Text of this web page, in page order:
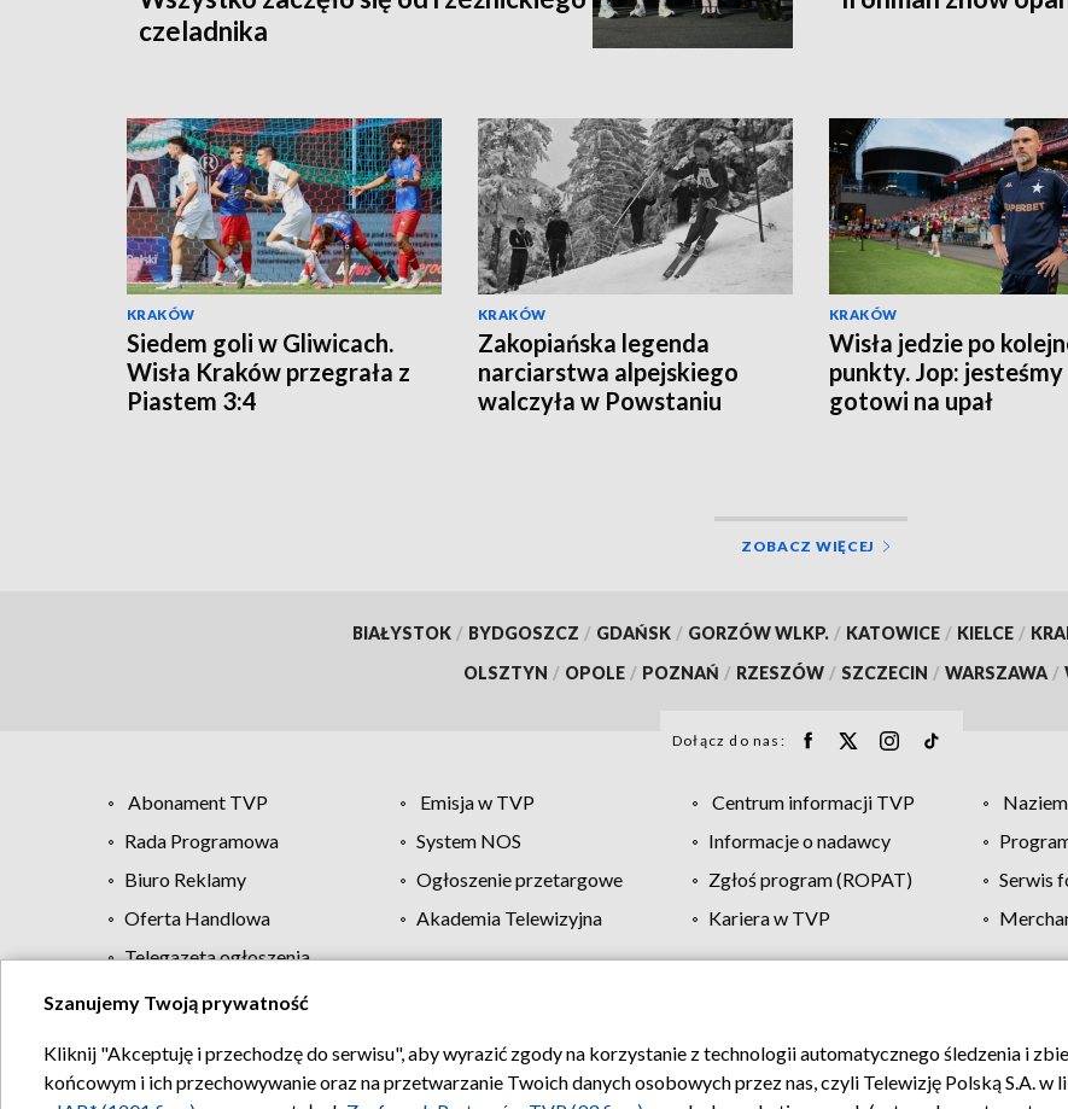
czeladnika
KRAKÓW
Siedem goli w Gliwicach.
Wisła Kraków przegrała z
Piastem 3:4
KRAKÓW
Zakopiańska legenda
narciarstwa alpejskiego
walczyła w Powstaniu
KRAKÓW
Wisła jedzie po
punkty. Jop: jesteśmy
gotowi na upał
ZOBACZ WIĘCEJ
BIAŁYSTOK / BYDGOSZCZ / GDAŃSK / GORZÓW WLKP. / KATOWICE / KIELCE /
OLSZTYN / OPOLE / POZNAŃ / RZESZÓW / SZCZECIN / WARSZAWA /
Dołącz do nas:
Abonament TVP Emisja w TVP Centrum informacji TVP
Rada Programowa
System NOS Informacje o nadawcy
Biuro Reklamy
Ogłoszenie przetargowe Zgłoś program (ROPAT)
Serwis
Oferta Handlowa
Akademia Telewizyjna Kariera w TVP
Telegazeta ogłoszenia
Regulamin TVP Polityka prywatności Moje zgody Pomoc Biuro
Szanujemy Twoją prywatność
Kliknij "Akceptuję i przechodzę do serwisu", aby wyrazić zgody na korzystanie z technologii automatycznego śledzenia i
końcowym i ich przechowywanie oraz na przetwarzanie Twoich danych osobowych przez nas, czyli Telewizję Polską S.A. w